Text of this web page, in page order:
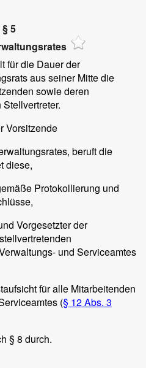
§ 5
für die Dauer der
aus seiner Mitte die
sowie deren
Vorsitzende
beruft die
diese,
Protokollierung und
Vorgesetzter der
und Serviceamtes
für alle Mitarbeitenden
(§ 12 Abs. 3
§ 8 durch.